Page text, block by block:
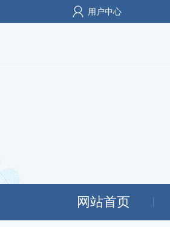
用户中心
网站首页